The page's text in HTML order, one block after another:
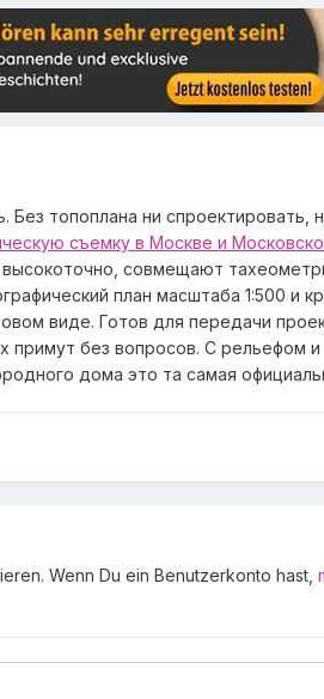
Без топоплана ни спроектировать,
съемку в Москве и
совмещают
план масштаба 1:500 и
виде. Готов для передачи
примут без вопросов. С рельефом
дома это та самая
Wenn Du ein Benutzerkonto hast,